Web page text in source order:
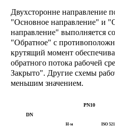
Двухсторонне направление
"Основное направление" и
направление" выполняется
"Обратное" с
крутящий момент
обратного потока рабочей
Закрыто". Другие схемы
меньшим значением.
DN
PN10
Н·м ISO